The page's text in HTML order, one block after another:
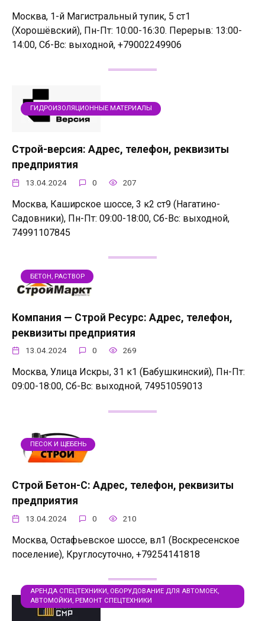
Москва, 1-й Магистральный тупик, 5 ст1
(Хорошёвский), Пн-Пт: 10:00-16:30. Перерыв: 13:00-
14:00, Сб-Вс: выходной, +79002249906
ГИДРОИЗОЛЯЦИОННЫЕ МАТЕРИАЛЫ
Строй-версия: Адрес, телефон, реквизиты
предприятия
13.04.2024 0 207
Москва, Каширское шоссе, 3 к2 ст9 (Нагатино-
Садовники), Пн-Пт: 09:00-18:00, Сб-Вс: выходной,
74991107845
БЕТОН, РАСТВОР
Компания — Строй Ресурс: Адрес, телефон,
реквизиты предприятия
13.04.2024 0 269
Москва, Улица Искры, 31 к1 (Бабушкинский), Пн-Пт:
09:00-18:00, Сб-Вс: выходной, 74951059013
ПЕСОК И ЩЕБЕНЬ
Строй Бетон-С: Адрес, телефон, реквизиты
предприятия
13.04.2024 0 210
Москва, Остафьевское шоссе, вл1 (Воскресенское
поселение), Круглосуточно, +79254141818
АРЕНДА СПЕЦТЕХНИКИ, ОБОРУДОВАНИЕ ДЛЯ АВТОМОЕК,
АВТОМОЙКИ, РЕМОНТ СПЕЦТЕХНИКИ